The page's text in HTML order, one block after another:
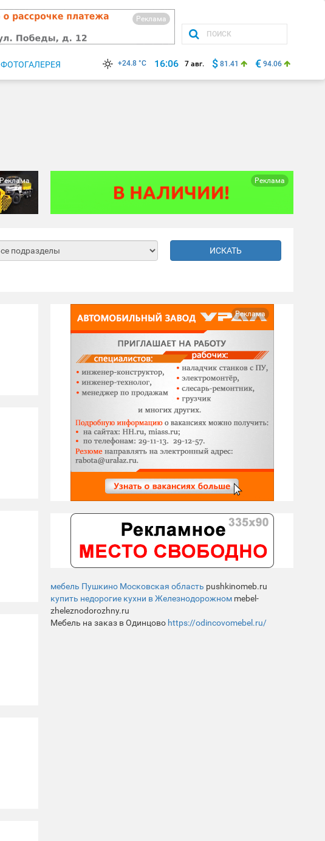
Реклама
ФОТОГАЛЕРЕЯ +24.8 °C 16:06 7 авг. $ 81.41 € 94.06
Реклама Реклама
ИСКАТЬ
Реклама
мебель Пушкино Московская область pushkinomeb.ru
купить недорогие кухни в Железнодорожном mebel-
zheleznodorozhny.ru
Мебель на заказ в Одинцово https://odincovomebel.ru/